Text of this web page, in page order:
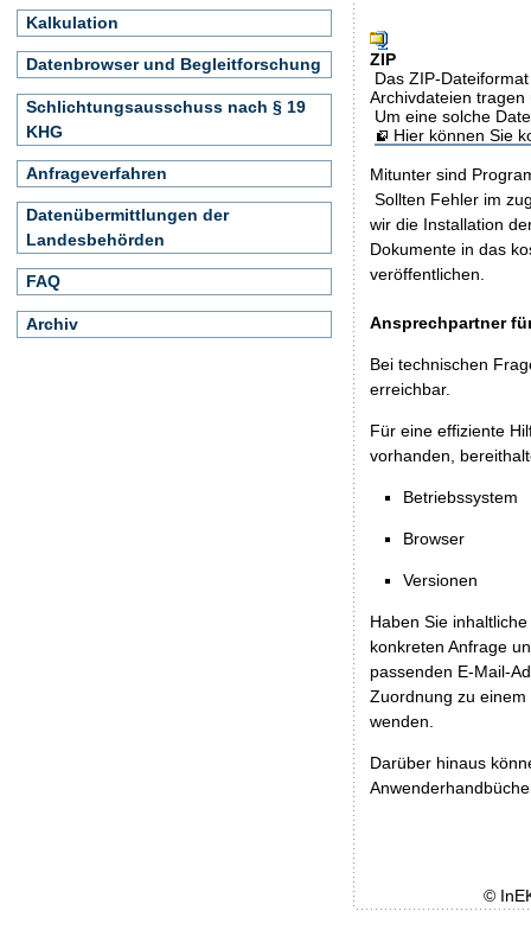
ZIP
Das ZIP-
Archivdateien
Um eine solche
Hier können Sie
Mitunter sind
Sollten Fehler im
wir die Installation
Dokumente in das
veröffentlichen.
Ansprechpartner
Bei technischen
erreichbar.
Für eine effiziente
vorhanden,
Betriebssystem
Browser
Versionen
Haben Sie
konkreten Anfrage
passenden E-Mail-
Zuordnung zu
wenden.
Darüber hinaus
Kalkulation
Datenbrowser und Begleitforschung
Schlichtungsausschuss nach § 19
KHG
Anfrageverfahren
Datenübermittlungen der
Landesbehörden
FAQ
Archiv
©